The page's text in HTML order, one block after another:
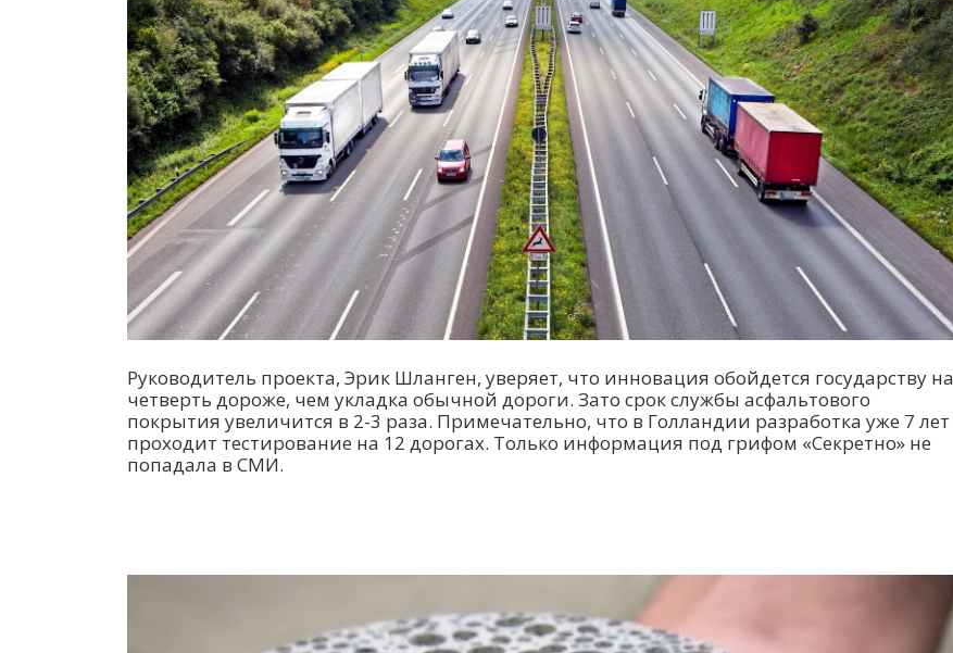
Руководитель проекта, Эрик Шланген, уверяет, что инновация обойдется государству на
четверть дороже, чем укладка обычной дороги. Зато срок службы асфальтового
покрытия увеличится в 2-3 раза. Примечательно, что в Голландии разработка уже 7 лет
проходит тестирование на 12 дорогах. Только информация под грифом «Секретно» не
попадала в СМИ.